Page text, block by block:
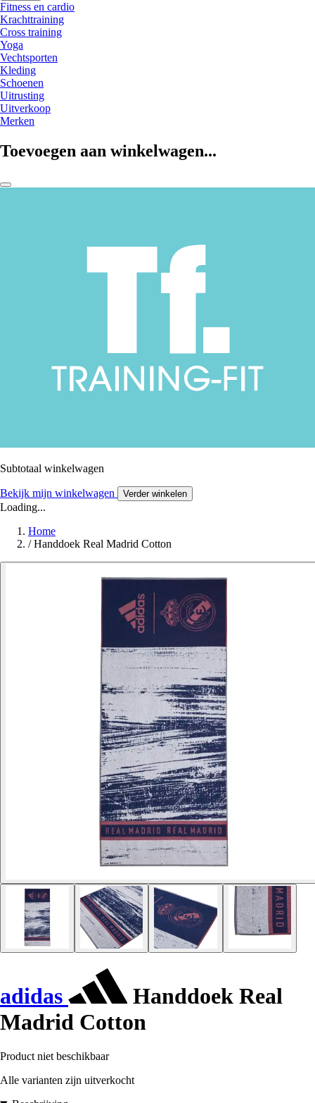
Fitness en cardio
Krachttraining
Cross training
Yoga
Vechtsporten
Kleding
Schoenen
Uitrusting
Uitverkoop
Merken
Toevoegen aan winkelwagen...
Subtotaal winkelwagen
Bekijk mijn winkelwagen Verder winkelen
Loading...
Home
/ Handdoek Real Madrid Cotton
adidas
Handdoek Real
Madrid Cotton
Product niet beschikbaar
Alle varianten zijn uitverkocht